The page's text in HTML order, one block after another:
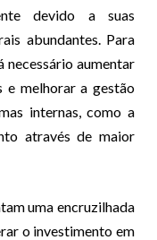
devido a suas
abundantes. Para
necessário aumentar
e melhorar a gestão
internas, como a
através de maior
uma encruzilhada
o investimento em